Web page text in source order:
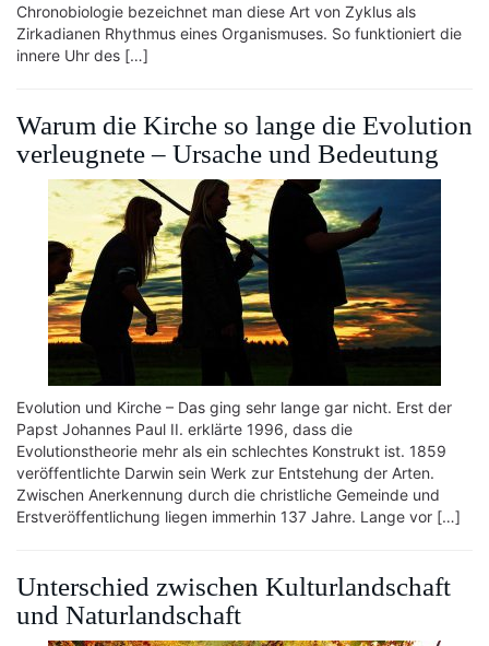
Chronobiologie bezeichnet man diese Art von Zyklus als
Zirkadianen Rhythmus eines Organismuses. So funktioniert die
innere Uhr des […]
Warum die Kirche so lange die Evolution
verleugnete – Ursache und Bedeutung
Evolution und Kirche – Das ging sehr lange gar nicht. Erst der
Papst Johannes Paul II. erklärte 1996, dass die
Evolutionstheorie mehr als ein schlechtes Konstrukt ist. 1859
veröffentlichte Darwin sein Werk zur Entstehung der Arten.
Zwischen Anerkennung durch die christliche Gemeinde und
Erstveröffentlichung liegen immerhin 137 Jahre. Lange vor […]
Unterschied zwischen Kulturlandschaft
und Naturlandschaft